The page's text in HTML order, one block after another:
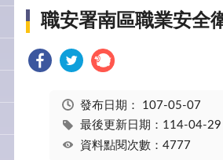
職安署南區職業安全
發布日期： 107-05-07
最後更新日期：114-04-29
資料點閱次數：4777